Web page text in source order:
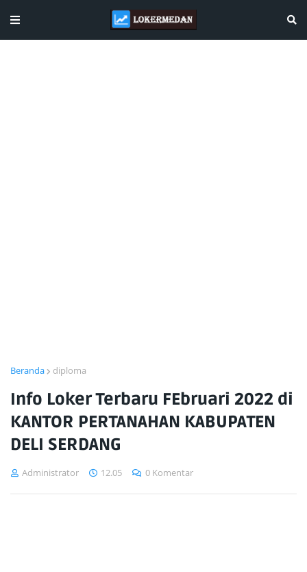
Beranda diploma
Info Loker Terbaru FEbruari 2022 di
KANTOR PERTANAHAN KABUPATEN
DELI SERDANG
Administrator 12.05 0 Komentar